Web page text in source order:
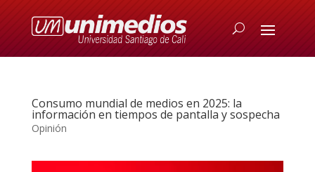
Consumo mundial de medios en 2025: la
información en tiempos de pantalla y sospecha
Opinión